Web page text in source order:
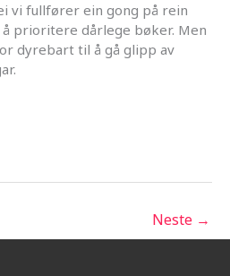
vi fullfører ein gong på rein
prioritere dårlege bøker. Men
dyrebart til å gå glipp av
Neste →